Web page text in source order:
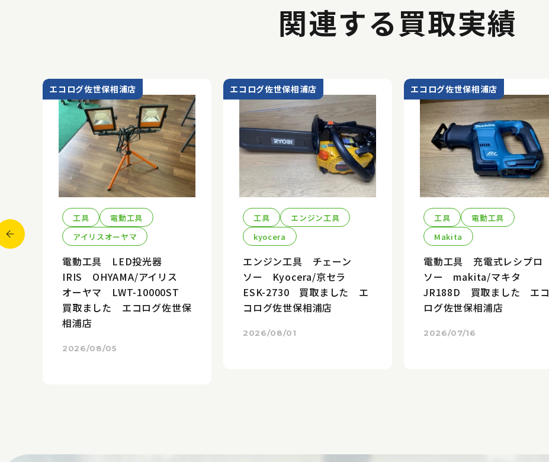
関連する買取実績
エコログ佐世保相浦店
工具
電動工具
アイリスオーヤマ
電動工具 LED投光器
IRIS OHYAMA/アイリス
オーヤマ LWT-10000ST
買取ました エコログ佐世保
相浦店
2026/08/05
エコログ佐世保相浦店
工具
エンジン工具
kyocera
エンジン工具 チェーン
ソー Kyocera/京セラ
ESK-2730 買取ました エ
コログ佐世保相浦店
2026/08/01
エコログ佐世保相浦店
工具
電動工具
Makita
電動工具 充電式レシプロ
ソー makita/マキタ
JR188D 買取ました エコ
ログ佐世保相浦店
2026/07/16